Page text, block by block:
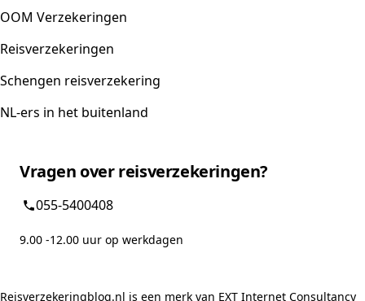
OOM Verzekeringen
Reisverzekeringen
Schengen reisverzekering
NL-ers in het buitenland
Vragen over reisverzekeringen?
055-5400408
9.00 -12.00 uur op werkdagen
Reisverzekeringblog.nl is een merk van EXT Internet Consultancy